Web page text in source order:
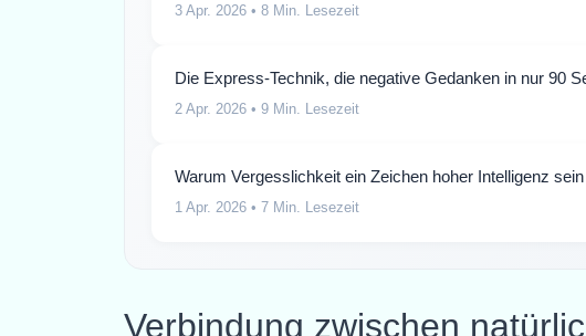
3 Apr. 2026 • 8 Min. Lesezeit
Die Express-Technik, die negative Gedanken in nur 90
2 Apr. 2026 • 9 Min. Lesezeit
Warum Vergesslichkeit ein Zeichen hoher Intelligenz
1 Apr. 2026 • 7 Min. Lesezeit
Verbindung zwischen